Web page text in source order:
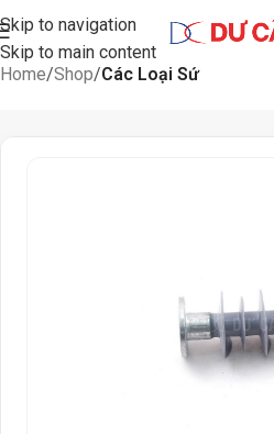
Skip to navigation
Skip to main content
Home Shop Các Loại Sứ